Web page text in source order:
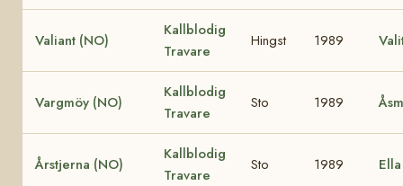
Valiant (NO)
Kallblodig
Travare
Hingst 1989
Vargmöy (NO)
Kallblodig
Travare
Sto 1989
Årstjerna (NO)
Kallblodig
Travare
Sto 1989